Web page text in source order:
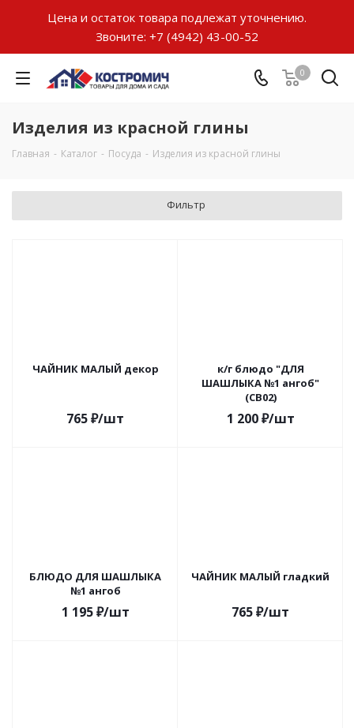
Цена и остаток товара подлежат уточнению.
Звоните: +7 (4942) 43-00-52
0
Изделия из красной глины
Главная - Каталог - Посуда - Изделия из красной глины
Фильтр
ЧАЙНИК МАЛЫЙ декор
765₽/шт
к/г блюдо "ДЛЯ
ШАШЛЫКА №1 ангоб"
(СВ02)
1 200₽/шт
БЛЮДО ДЛЯ ШАШЛЫКА
№1 ангоб
1 195₽/шт
ЧАЙНИК МАЛЫЙ гладкий
765₽/шт